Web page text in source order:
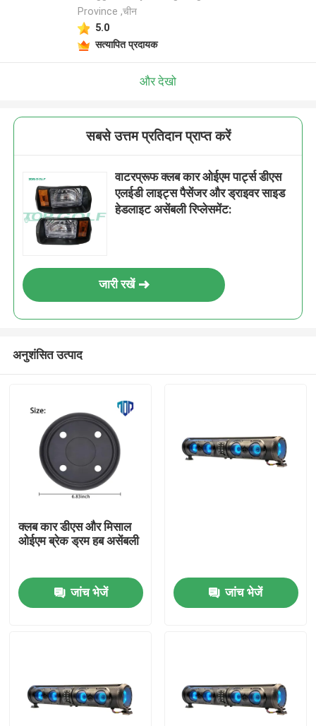
Province ,चीन
5.0
सत्यापित प्रदायक
और देखो
सबसे उत्तम प्रतिदान प्राप्त करें
वाटरप्रूफ क्लब कार ओईएम पार्ट्स डीएस
एलईडी लाइट्स पैसेंजर और ड्राइवर साइड
हेडलाइट असेंबली रिप्लेसमेंट:
जारी रखें
अनुशंसित उत्पाद
क्लब कार डीएस और मिसाल
ओईएम ब्रेक ड्रम हब असेंबली
जांच भेजें जांच भेजें